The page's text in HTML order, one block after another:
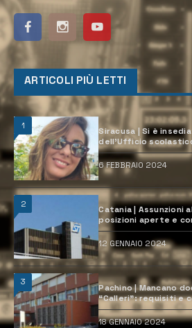
ARTICOLI PIÙ LETTI
1
Siracusa | Si è
dell’Ufficio
6 FEBBRAIO 2024
2
Catania | Assunzioni
posizioni aperte e
12 GENNAIO 2024
3
Pachino | Mancano
“Calleri”: requisiti e
18 GENNAIO 2024